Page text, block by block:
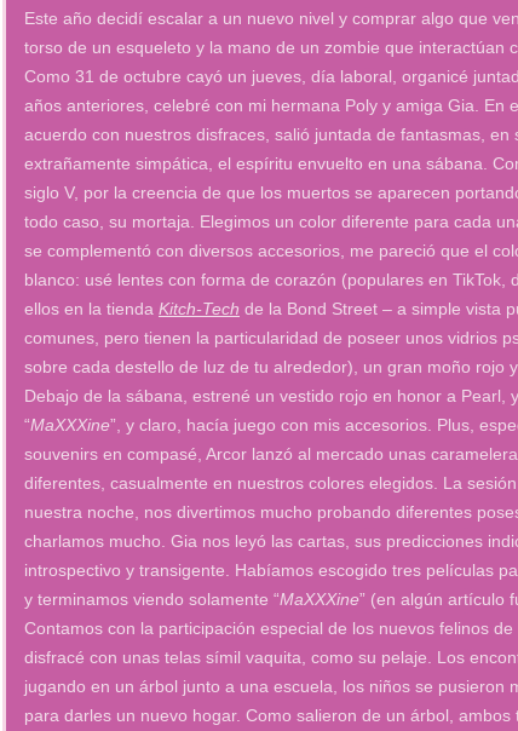
Este año decidí escalar a un nuevo nivel y comprar algo que
torso de un esqueleto y la mano de un zombie que interactúan
Como 31 de octubre cayó un jueves, día laboral, organicé
años anteriores, celebré con mi hermana Poly y amiga Gia. En
acuerdo con nuestros disfraces, salió juntada de fantasmas, en
extrañamente simpática, el espíritu envuelto en una sábana.
siglo V, por la creencia de que los muertos se aparecen
todo caso, su mortaja. Elegimos un color diferente para cada
se complementó con diversos accesorios, me pareció que el
blanco: usé lentes con forma de corazón (populares en
ellos en la tienda Kitch-Tech de la Bond Street – a simple vista
comunes, pero tienen la particularidad de poseer unos vidrios
sobre cada destello de luz de tu alrededor), un gran moño rojo
Debajo de la sábana, estrené un vestido rojo en honor a Pearl,
“MaXXXine”, y claro, hacía juego con mis accesorios. Plus,
souvenirs en compasé, Arcor lanzó al mercado unas
diferentes, casualmente en nuestros colores elegidos. La
nuestra noche, nos divertimos mucho probando diferentes
charlamos mucho. Gia nos leyó las cartas, sus predicciones
introspectivo y transigente. Habíamos escogido tres películas
y terminamos viendo solamente “MaXXXine” (en algún artículo
Contamos con la participación especial de los nuevos felinos
disfracé con unas telas símil vaquita, como su pelaje. Los
jugando en un árbol junto a una escuela, los niños se pusieron
para darles un nuevo hogar. Como salieron de un árbol,